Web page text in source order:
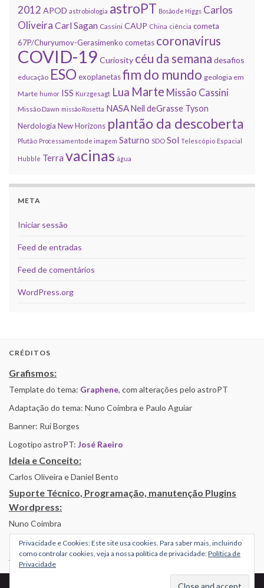
2012 APOD astrobiologia astroPT Bosão de Higgs Carlos
Oliveira Carl Sagan Cassini CAUP China ciência cometa
67P/Churyumov-Gerasimenko cometas coronavirus
COVID-19 Curiosity céu da semana desafios
educação ESOexoplanetasfim do mundo geologia em
Marte humor ISS Kurzgesagt Lua Marte Missão Cassini
Missão Dawn missão Rosetta NASANeil deGrasse Tyson
Nerdologia New Horizons plantão da descoberta
Plutão Processamento de imagem Saturno SDO Sol Telescópio Espacial
Hubble Terra vacinas água
META
Iniciar sessão
Feed de entradas
Feed de comentários
WordPress.org
CRÉDITOS
Grafismos:
Template do tema: Graphene, com alterações pelo astroPT
Adaptação do tema: Nuno Coimbra e Paulo Aguiar
Banner: Rui Borges
Logotipo astroPT: José Raeiro
Ideia e Conceito:
Carlos Oliveira e Daniel Bento
Suporte Técnico, Programação, manutenção Plugins
Wordpress:
Nuno Coimbra
Alojamento por Simbiose
Privacidade e Cookies: Este site usa cookies. Para saber mais, incluindo
como controlar cookies, veja a nossa política de privacidade:Política de
Privacidade